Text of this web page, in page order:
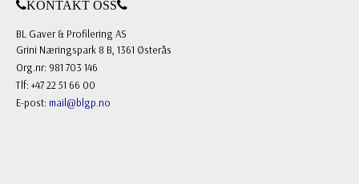
KONTAKT OSS
BL Gaver & Profilering AS
Grini Næringspark 8 B, 1361 Østerås
Org.nr: 981 703 146
Tlf: +47 22 51 66 00
E-post: mail@blgp.no